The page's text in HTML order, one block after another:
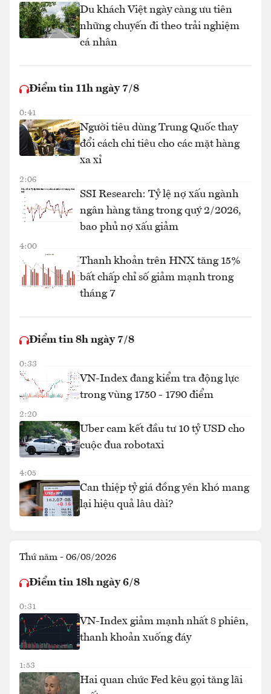
Du khách Việt ngày càng ưu tiên
những chuyến đi theo trải nghiệm
cá nhân
Điểm tin 11h ngày 7/8
0:41
Người tiêu dùng Trung Quốc thay
đổi cách chi tiêu cho các mặt hàng
xa xỉ
2:06
SSI Research: Tỷ lệ nợ xấu ngành
ngân hàng tăng trong quý 2/2026,
bao phủ nợ xấu giảm
4:00
Thanh khoản trên HNX tăng 15%
bất chấp chỉ số giảm mạnh trong
tháng 7
Điểm tin 8h ngày 7/8
0:33
VN-Index đang kiểm tra động lực
trong vùng 1750 - 1790 điểm
2:20
Uber cam kết đầu tư 10 tỷ USD cho
cuộc đua robotaxi
4:05
Can thiệp tỷ giá đồng yên khó mang
lại hiệu quả lâu dài?
Thứ năm - 06/08/2026
Điểm tin 18h ngày 6/8
0:31
VN-Index giảm mạnh nhất 8 phiên,
thanh khoản xuống đáy
1:53
Hai quan chức Fed kêu gọi tăng lãi